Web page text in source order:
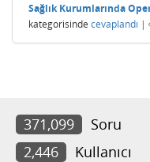
Sağlık Kurumlarında
kategorisinde cevaplandı |
371,099 Soru
2,446
Kullanıcı